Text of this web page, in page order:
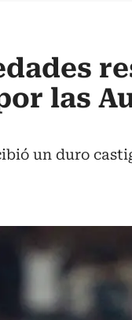
las
un duro